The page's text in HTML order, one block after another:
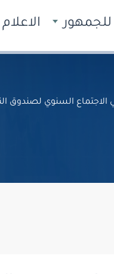
السنوي لصندوق